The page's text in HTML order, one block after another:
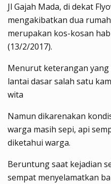
Jl Gajah Mada, di dekat
mengakibatkan dua
merupakan kos-kosan
(13/2/2017).
Menurut keterangan
lantai dasar salah satu
wita
Namun dikarenakan
warga masih sepi, api
diketahui warga.
Beruntung saat kejadian
sempat menyelamatkan